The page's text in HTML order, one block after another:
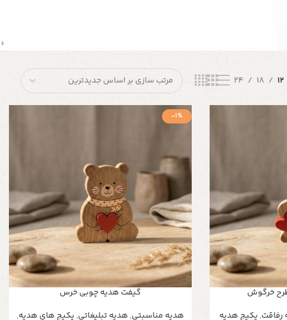
12
18
24
خرگوش
رفاقت, پکیج هدیه
-1%
گیفت هدیه چوبی خرس
هدیه مناسبتی, هدیه تبلیغاتی, پکیج های هدیه,